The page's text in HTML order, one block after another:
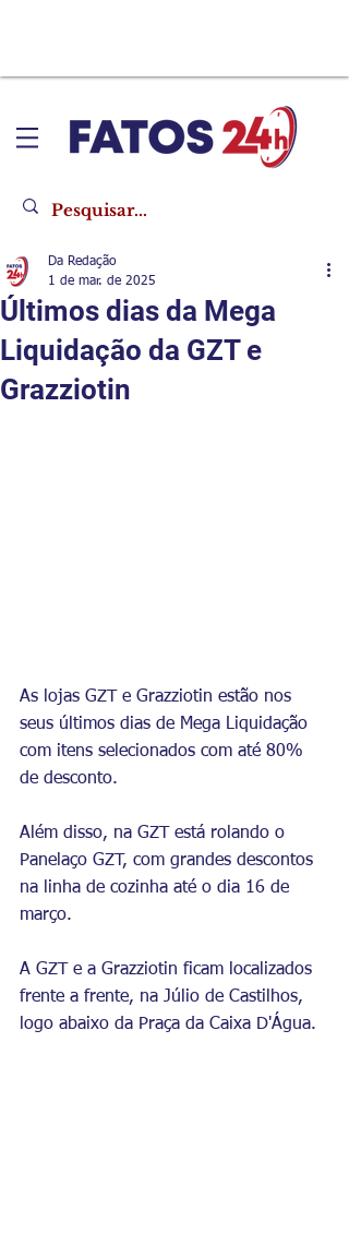
Últimos dias da Mega
Liquidação da GZT e
Grazziotin
Da Redação
1 de mar. de 2025
As lojas GZT e Grazziotin estão nos
seus últimos dias de Mega Liquidação
com itens selecionados com até 80%
de desconto.
Além disso, na GZT está rolando o
Panelaço GZT, com grandes descontos
na linha de cozinha até o dia 16 de
março.
A GZT e a Grazziotin ficam localizados
frente a frente, na Júlio de Castilhos,
logo abaixo da Praça da Caixa D'Água.